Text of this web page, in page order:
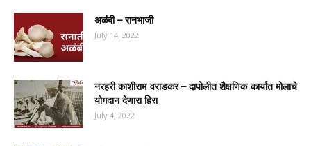
अळंबी – रानभाजी
July 14, 2022
नरहरी काशीराम वराडकर – दापोलीत शैक्षणिक कार्यात मोलाचे
योगदान देणारा हिरा
July 4, 2022